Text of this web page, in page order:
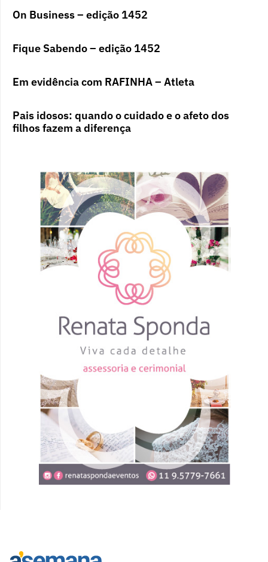
On Business – edição 1452
Fique Sabendo – edição 1452
Em evidência com RAFINHA – Atleta
Pais idosos: quando o cuidado e o afeto dos
filhos fazem a diferença